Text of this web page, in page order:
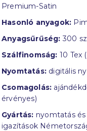
Premium-Satin
Hasonló anyagok:
Anyagsűrűség: 300
Szálfinomság: 10 Tex
Nyomtatás: digitális
Csomagolás:
érvényes)
Gyártás: nyomtatás
igazítások